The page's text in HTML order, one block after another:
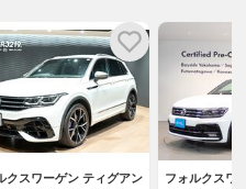
クスワーゲン ティグアン
フォルクスワ